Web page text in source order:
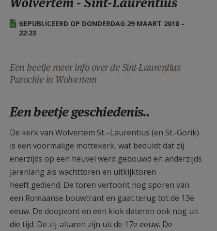
AANMELDEN OF REGISTREREN
GEPUBLICEERD OP DONDERDAG 29 MAART 2018 -
22:23
Een beetje meer info over de Sint-Laurentius
Parochie in Wolvertem
Een beetje geschiedenis..
De kerk van Wolvertem St.–Laurentius (en St.-Gorik)
is een voormalige mottekerk, wat beduidt dat zij
enerzijds op een heuvel werd gebouwd en anderzijds
jarenlang als wachttoren en uitkijktoren
heeft gediend. De toren vertoont nog sporen van
een Romaanse bouwtrant en gaat terug tot de 13e
eeuw. De doopvont en een klok dateren ook nog uit
die tijd. De zij-altaren zijn uit de 17e eeuw. De